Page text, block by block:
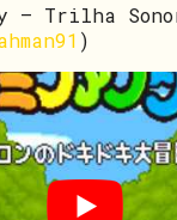
– Trilha
)